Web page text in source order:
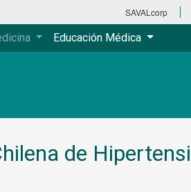
SAVALcorp
Educación Médica
de